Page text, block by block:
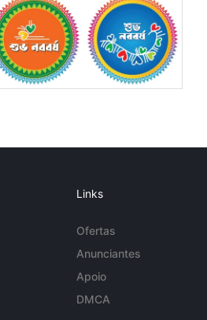
Links
Ofertas
Anunciantes
Apoio
DMCA